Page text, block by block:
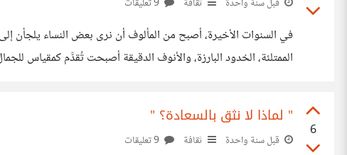
في السنوات الأخيرة، أصبح من المألوف أن نرى بعض النساء يلجأن
الممتلئة، الخدود البارزة، والأنوف الدقيقة أصبحت تُقدَّم
6
" لماذا لا نثق بالسعادة؟ "
قبل سنة واحدة ثقافة